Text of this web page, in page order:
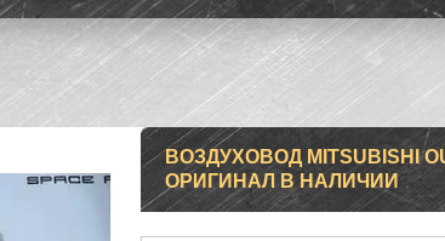
ВОЗДУХОВОД MITSUBISHI
ОРИГИНАЛ В НАЛИЧИИ